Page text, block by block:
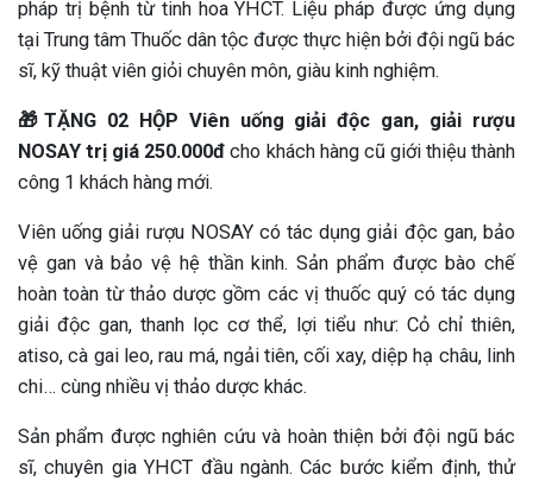
pháp trị bệnh từ tinh hoa YHCT. Liệu pháp được ứng dụng
tại Trung tâm Thuốc dân tộc được thực hiện bởi đội ngũ bác
sĩ, kỹ thuật viên giỏi chuyên môn, giàu kinh nghiệm.
🎁TẶNG 02 HỘP Viên uống giải độc gan, giải rượu
NOSAY trị giá 250.000đcho khách hàng cũ giới thiệu thành
công 1 khách hàng mới.
Viên uống giải rượu NOSAY có tác dụng giải độc gan, bảo
vệ gan và bảo vệ hệ thần kinh. Sản phẩm được bào chế
hoàn toàn từ thảo dược gồm các vị thuốc quý có tác dụng
giải độc gan, thanh lọc cơ thể, lợi tiểu như: Cỏ chỉ thiên,
atiso, cà gai leo, rau má, ngải tiên, cối xay, diệp hạ châu, linh
chi… cùng nhiều vị thảo dược khác.
Sản phẩm được nghiên cứu và hoàn thiện bởi đội ngũ bác
sĩ, chuyên gia YHCT đầu ngành. Các bước kiểm định, thử